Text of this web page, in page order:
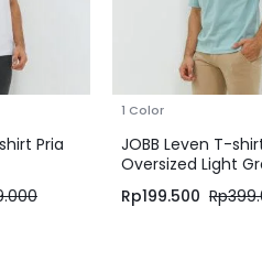
Pria
1 Color
JOBB Leven T-
Oversized Light
Rp199.500 Rp